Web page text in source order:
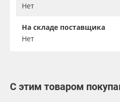
Нет
На складе поставщика
Нет
С этим товаром